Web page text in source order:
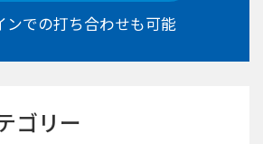
ンでの打ち合わせも可能
ゴリー